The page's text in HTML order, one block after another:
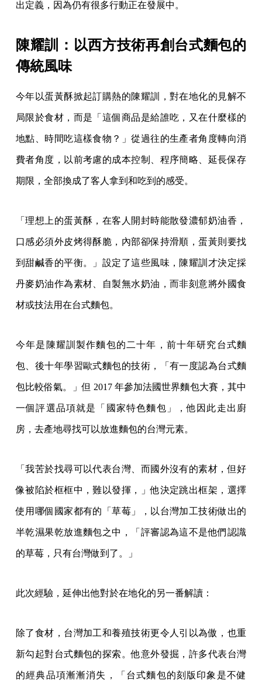
出定義，因為仍有很多行動正在發展中。
陳耀訓：以西方技術再創台式麵包的
傳統風味
今年以蛋黃酥掀起訂購熱的陳耀訓，對在地化的見解不
局限於食材，而是「這個商品是給誰吃，又在什麼樣的
地點、時間吃這樣食物？」從過往的生產者角度轉向消
費者角度，以前考慮的成本控制、程序簡略、延長保存
期限，全部換成了客人拿到和吃到的感受。
「理想上的蛋黃酥，在客人開封時能散發濃郁奶油香，
口感必須外皮烤得酥脆，內部卻保持滑順，蛋黃則要找
到甜鹹香的平衡。」設定了這些風味，陳耀訓才決定採
丹麥奶油作為素材、自製無水奶油，而非刻意將外國食
材或技法用在台式麵包。
今年是陳耀訓製作麵包的二十年，前十年研究台式麵
包、後十年學習歐式麵包的技術，「有一度認為台式麵
包比較俗氣。」但 2017 年參加法國世界麵包大賽，其中
一個評選品項就是「國家特色麵包」，他因此走出廚
房，去產地尋找可以放進麵包的台灣元素。
「我苦於找尋可以代表台灣、而國外沒有的素材，但好
像被陷於框框中，難以發揮，」他決定跳出框架，選擇
使用哪個國家都有的「草莓」，以台灣加工技術做出的
半乾濕果乾放進麵包之中，「評審認為這不是他們認識
的草莓，只有台灣做到了。」
此次經驗，延伸出他對於在地化的另一番解讀：
除了食材，台灣加工和養殖技術更令人引以為傲，也重
新勾起對台式麵包的探索。他意外發掘，許多代表台灣
的經典品項漸漸消失，「台式麵包的刻版印象是不健